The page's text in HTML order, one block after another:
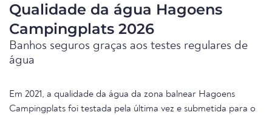
Qualidade da água Hagoens
Campingplats 2026
Banhos seguros graças aos testes regulares de
água
Em 2021, a qualidade da água da zona balnear Hagoens
Campingplats foi testada pela última vez e submetida para o